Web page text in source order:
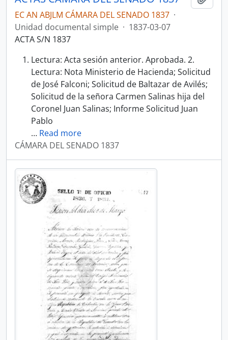
EC AN ABJLM CÁMARA DEL SENADO 1837 ·
Unidad documental simple · 1837-03-07
ACTA S/N 1837
Lectura: Acta sesión anterior. Aprobada. 2.
Lectura: Nota Ministerio de Hacienda; Solicitud
de José Falconi; Solicitud de Baltazar de Avilés;
Solicitud de la señora Carmen Salinas hija del
Coronel Juan Salinas; Informe Solicitud Juan
Pablo
… Read more
CÁMARA DEL SENADO 1837